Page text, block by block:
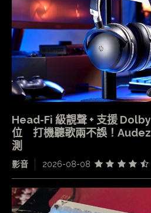
Head-Fi 級靚聲 + 支援
位 打機聽歌兩不誤！
測
影音 2026-08-08